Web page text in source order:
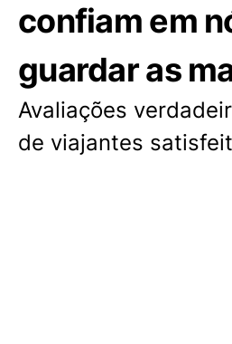
confiam em
guardar as
Avaliações
de viajantes